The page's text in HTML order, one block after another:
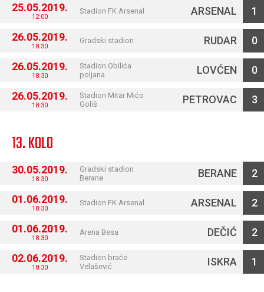
25.05.2019.
12:00
Stadion FK Arsenal ARSENAL 1
26.05.2019.
18:30
Gradski stadion RUDAR 0
26.05.2019.
18:30
Stadion Obilića
poljana
LOVĆEN 0
26.05.2019.
18:30
Stadion Mitar Mićo
Goliš
PETROVAC 3
13. KOLO
30.05.2019.
18:30
Gradski stadion
Berane
BERANE 2
01.06.2019.
18:30
Stadion FK Arsenal ARSENAL 2
01.06.2019.
18:30
Arena Besa DEČIĆ 2
02.06.2019.
18:30
Stadion braće
Velašević
ISKRA 1